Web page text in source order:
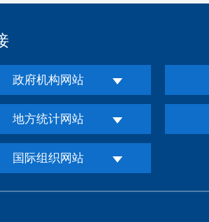
政府机构网站
地方统计网站
国际组织网站